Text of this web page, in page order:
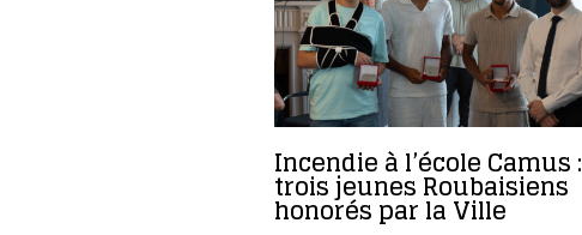
Incendie à l’école Camus :
trois jeunes Roubaisiens
honorés par la Ville